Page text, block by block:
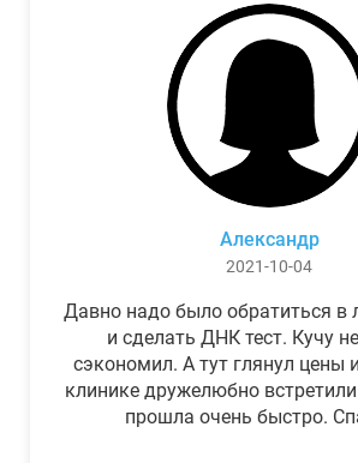
Александр
2021-10-04
Давно надо было обратиться в
и сделать ДНК тест. Кучу
сэкономил. А тут глянул цены
клинике дружелюбно
прошла очень быстро.